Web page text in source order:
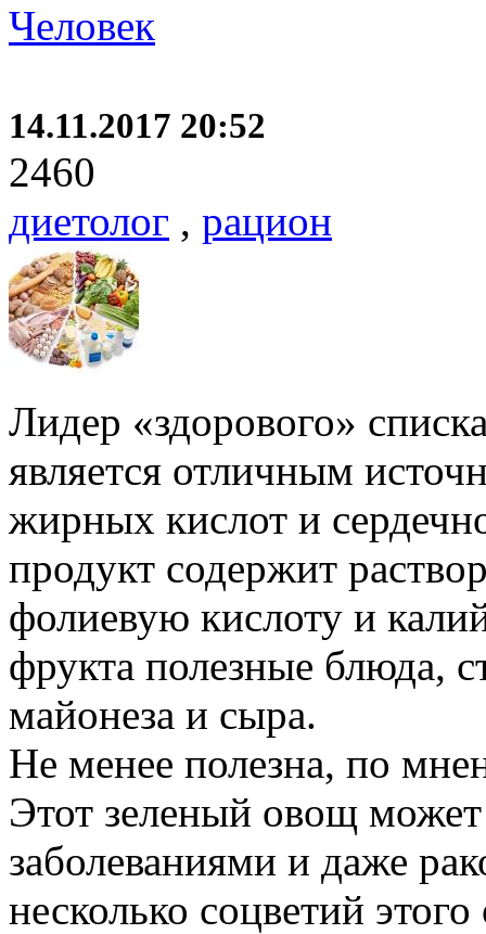
Человек
14.11.2017 20:52
2460
диетолог , рацион
Лидер «здорового»
является отличным
жирных кислот и
продукт содержит
фолиевую кислоту и
фрукта полезные блюда,
майонеза и сыра.
Не менее полезна, по
Этот зеленый овощ
заболеваниями и даже
несколько соцветий